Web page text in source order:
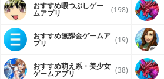
おすすめ暇つぶしゲー
ムアプリ (198)
おすすめ無課金ゲームア
プリ (19)
おすすめ萌え系・美少女
ゲームアプリ (38)